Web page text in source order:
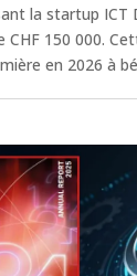
la startup ICT
CHF 150 000.
en 2026 à